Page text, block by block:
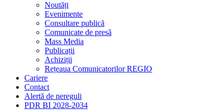
Noutăți
Evenimente
Consultare publică
Comunicate de presă
Mass Media
Publicații
Achiziții
Rețeaua Comunicatorilor REGIO
Cariere
Contact
Alertă de nereguli
PDR BI 2028-2034